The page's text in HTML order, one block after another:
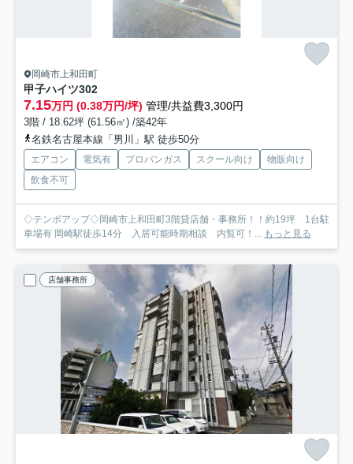
岡崎市上和田町
甲子ハイツ302
7.15万円 (0.38万円/坪) 管理/共益費3,300円
3階 / 18.62坪 (61.56㎡) /築42年
名鉄名古屋本線「男川」駅 徒歩50分
エアコン 電気有 プロパンガス スクール向け
物販向け
飲食不可
◇テンポアップ◇岡崎市上和田町3階貸店舗・事務所！！約19坪 1台駐
車場有 岡崎駅徒歩14分 入居可能時期相談 内覧可！... もっと見る
店舗事務所